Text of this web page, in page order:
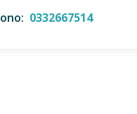
0332667514